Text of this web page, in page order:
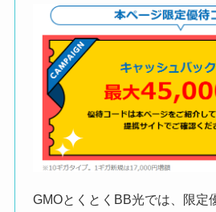
GMOとくとくBB光では、限定